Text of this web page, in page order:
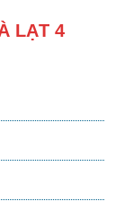
LẠT 4